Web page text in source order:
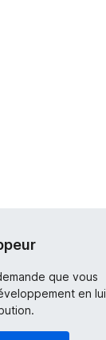
que vous
en lui